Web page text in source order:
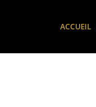
ACCUEIL